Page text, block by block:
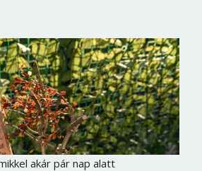
akár pár nap alatt